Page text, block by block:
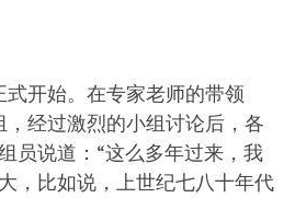
开始。在专家老师的带领
经过激烈的小组讨论后，各
员说道：“这么多年过来，我
，比如说，上世纪七八十年代